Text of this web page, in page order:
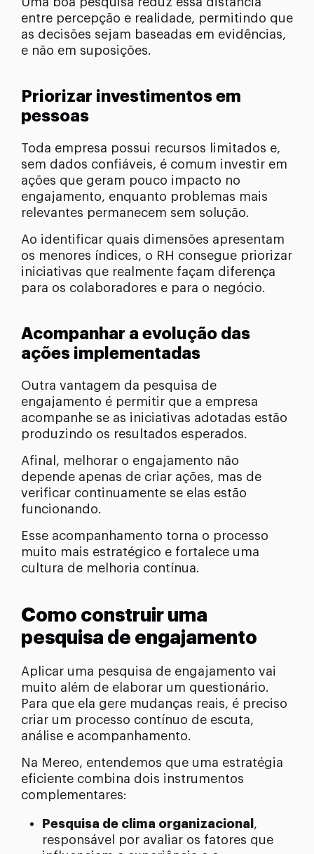
entre percepção e realidade, permitindo que
as decisões sejam baseadas em evidências,
e não em suposições.
Priorizar investimentos em
pessoas
Toda empresa possui recursos limitados e,
sem dados confiáveis, é comum investir em
ações que geram pouco impacto no
engajamento, enquanto problemas mais
relevantes permanecem sem solução.
Ao identificar quais dimensões apresentam
os menores índices, o RH consegue priorizar
iniciativas que realmente façam diferença
para os colaboradores e para o negócio.
Acompanhar a evolução das
ações implementadas
Outra vantagem da pesquisa de
engajamento é permitir que a empresa
acompanhe se as iniciativas adotadas estão
produzindo os resultados esperados.
Afinal, melhorar o engajamento não
depende apenas de criar ações, mas de
verificar continuamente se elas estão
funcionando.
Esse acompanhamento torna o processo
muito mais estratégico e fortalece uma
cultura de melhoria contínua.
Como construir uma
pesquisa de engajamento
Aplicar uma pesquisa de engajamento vai
muito além de elaborar um questionário.
Para que ela gere mudanças reais, é preciso
criar um processo contínuo de escuta,
análise e acompanhamento.
Na Mereo, entendemos que uma estratégia
eficiente combina dois instrumentos
complementares:
Pesquisa de clima organizacional ,
responsável por avaliar os fatores que